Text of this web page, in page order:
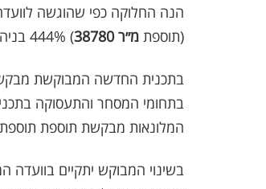
(תוספת 38780 מ״ר ) 444% בניה במקום
בתחומי המסחר והתעסוקה
המלונאות מבקשת תוספת תוספת של 1280 מ"ר ולהעמיד בסה"כ את שטח המיועד לתיירות
בשינוי המבוקש יתקיים